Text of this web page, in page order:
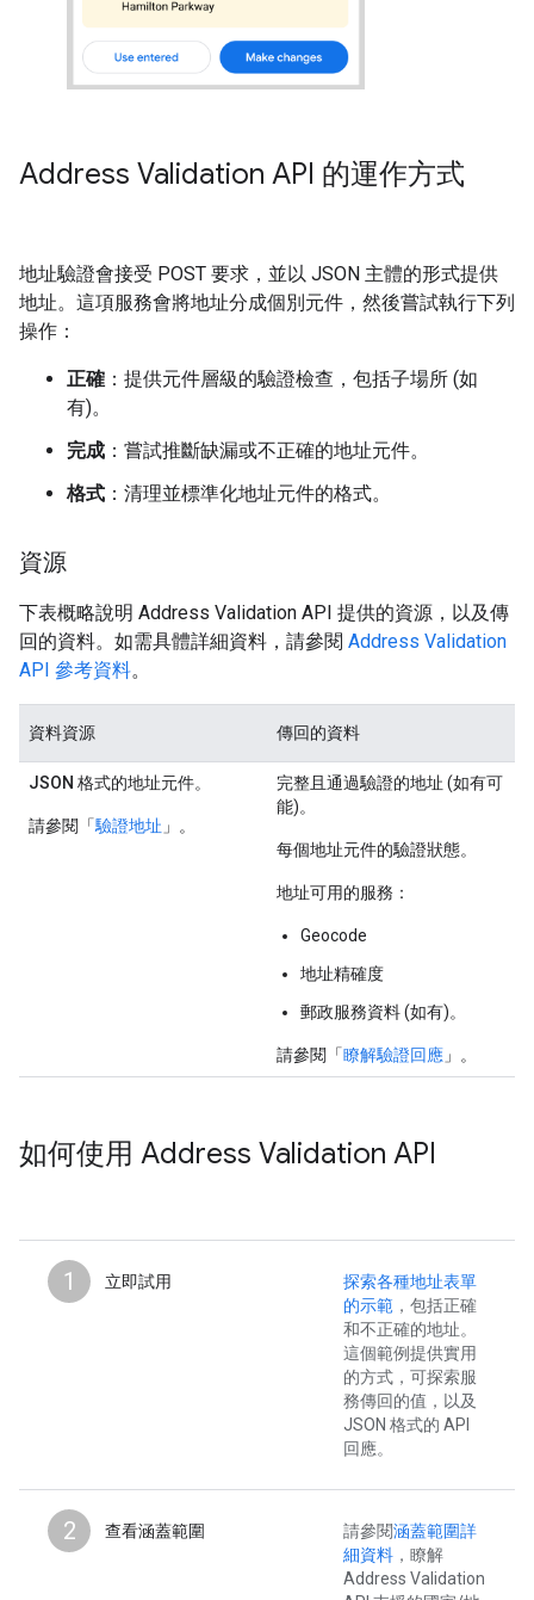
Address Validation API 的運作方式
地址驗證會接受 POST 要求，並以 JSON 主體的形式提供
地址。這項服務會將地址分成個別元件，然後嘗試執行下列
操作：
正確 ：提供元件層級的驗證檢查，包括子場所 (如
有)。
完成 ：嘗試推斷缺漏或不正確的地址元件。
格式 ：清理並標準化地址元件的格式。
資源
下表概略說明 Address Validation API 提供的資源，以及傳
回的資料。如需具體詳細資料，請參閱 Address Validation
API 參考資料。
資料資源 傳回的資料
JSON 格式的地址元件。
請參閱「驗證地址 」。
完整且通過驗證的地址 (如有可
能)。
每個地址元件的驗證狀態。
地址可用的服務：
Geocode
地址精確度
郵政服務資料 (如有)。
請參閱「瞭解驗證回應 」。
如何使用 Address Validation API
1 立即試用
探索各種地址表單
的示範 ，包括正確
和不正確的地址。
這個範例提供實用
的方式，可探索服
務傳回的值，以及
JSON 格式的 API
回應。
2 查看涵蓋範圍 請參閱涵蓋範圍詳
細資料 ，瞭解
Address Validation